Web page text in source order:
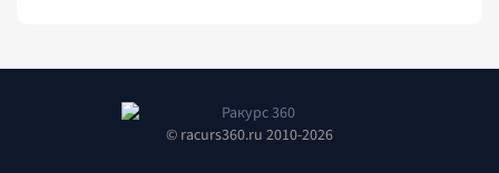
© racurs360.ru 2010-2026